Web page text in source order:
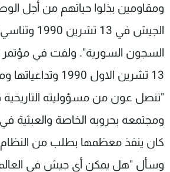
ومقاومين بذلوا حياتهم من أجل
الجيش في 13
السجون السورية". ولفت في
13 تشرين الاول 1990
"تنصل عون من مسؤوليته التاريخية
ومجتمعه بحروبه الخاصة والعبثية في
كان ينفذ معظمها بطلب من
وسأل "هل يمكن أي جيش في العالم